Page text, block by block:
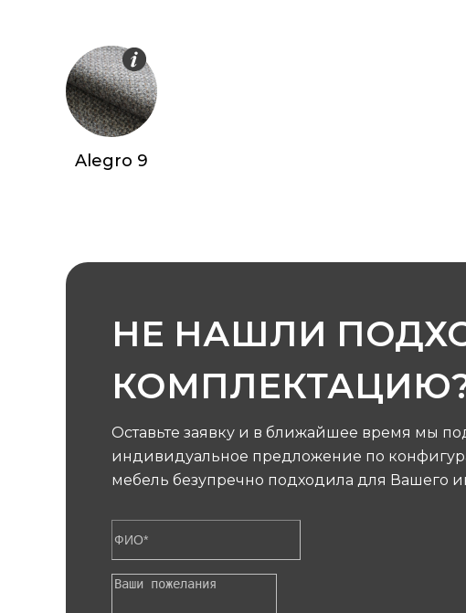
Alegro 9
НЕ НАШЛИ
Оставьте заявку и в ближайшее время мы
индивидуальное предложение по
мебель безупречно подходила для Вашего